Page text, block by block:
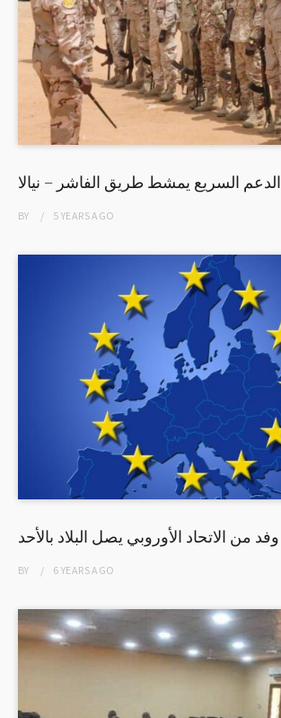
الدعم السريع يمشط طريق الفاشر – نيالا
BY 5 YEARSAGO
وفد من الاتحاد الأوروبي يصل البلاد بالأحد
BY 6 YEARSAGO